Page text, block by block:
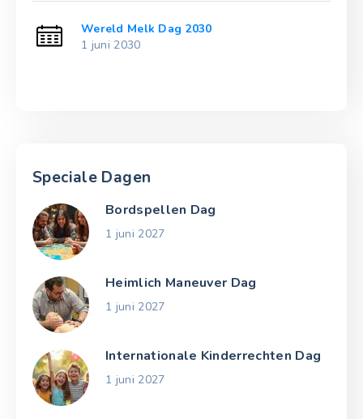
Wereld Melk Dag 2030
1 juni 2030
Speciale Dagen
Bordspellen Dag
1 juni 2027
Heimlich Maneuver Dag
1 juni 2027
Internationale Kinderrechten Dag
1 juni 2027